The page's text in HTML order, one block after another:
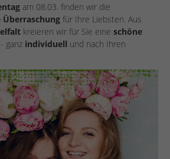
am 08.03. finden wir die
Überraschung für Ihre Liebsten. Aus
kreieren wir für Sie eine schöne
- ganz individuell und nach Ihren